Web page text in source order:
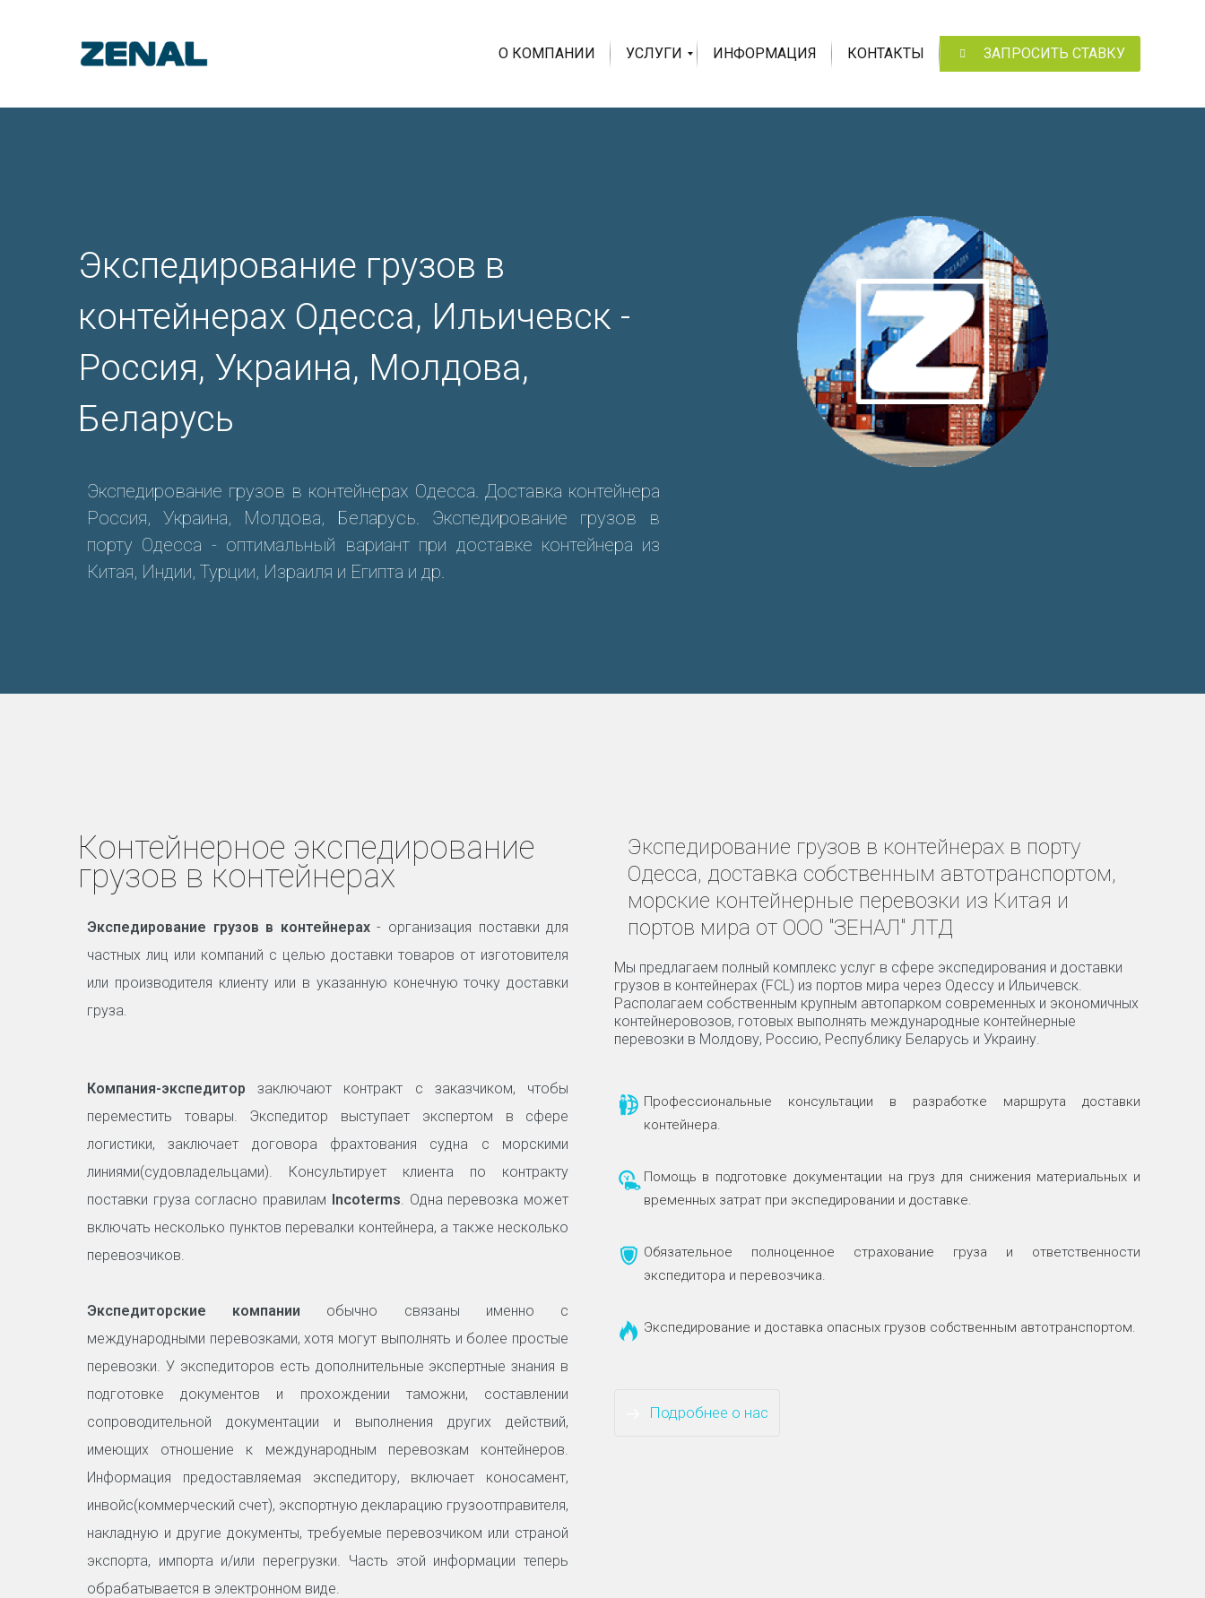
О КОМПАНИИ УСЛУГИ ИНФОРМАЦИЯ КОНТАКТЫ ЗАПРОСИТЬ СТАВКУ
Экспедирование грузов в
контейнерах Одесса, Ильичевск -
Россия, Украина, Молдова,
Беларусь
Экспедирование грузов в контейнерах Одесса. Доставка контейнера
Россия, Украина, Молдова, Беларусь. Экспедирование грузов в
порту Одесса - оптимальный вариант при доставке контейнера из
Китая, Индии, Турции, Израиля и Египта и др.
Контейнерное экспедирование
грузов в контейнерах
Экспедирование грузов в контейнерах- организация поставки для
частных лиц или компаний с целью доставки товаров от изготовителя
или производителя клиенту или в указанную конечную точку доставки
груза.
Компания-экспедитор заключают контракт с заказчиком, чтобы
переместить товары. Экспедитор выступает экспертом в сфере
логистики, заключает договора фрахтования судна с морскими
линиями(судовладельцами). Консультирует клиента по контракту
поставки груза согласно правилам Incoterms. Одна перевозка может
включать несколько пунктов перевалки контейнера, а также несколько
перевозчиков.
Экспедиторские компании обычно связаны именно с
международными перевозками, хотя могут выполнять и более простые
перевозки. У экспедиторов есть дополнительные экспертные знания в
подготовке документов и прохождении таможни, составлении
сопроводительной документации и выполнения других действий,
имеющих отношение к международным перевозкам контейнеров.
Информация предоставляемая экспедитору, включает коносамент,
инвойс(коммерческий счет), экспортную декларацию грузоотправителя,
накладную и другие документы, требуемые перевозчиком или страной
экспорта, импорта и/или перегрузки. Часть этой информации теперь
обрабатывается в электронном виде.
Экспедирование грузов в контейнерах в порту
Одесса, доставка собственным автотранспортом,
морские контейнерные перевозки из Китая и
портов мира от ООО "ЗЕНАЛ" ЛТД
Мы предлагаем полный комплекс услуг в сфере экспедирования и доставки
грузов в контейнерах (FCL) из портов мира через Одессу и Ильичевск.
Располагаем собственным крупным автопарком современных и экономичных
контейнеровозов, готовых выполнять международные контейнерные
перевозки в Молдову, Россию, Республику Беларусь и Украину.
Профессиональные консультации в разработке маршрута доставки
контейнера.
Помощь в подготовке документации на груз для снижения материальных и
временных затрат при экспедировании и доставке.
Обязательное полноценное страхование груза и ответственности
экспедитора и перевозчика.
Экспедирование и доставка опасных грузов собственным автотранспортом.
Подробнее о нас